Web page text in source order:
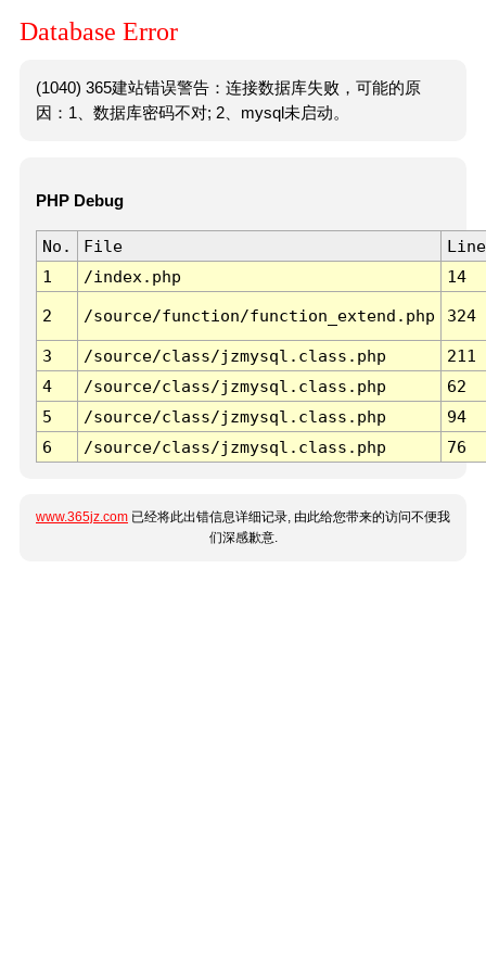
Database Error
(1040) 365建站错误警告：连接数据库失败，可能的原
因：1、数据库密码不对; 2、mysql未启动。
PHP Debug
No. File
Line
1
/index.php 14
2 /source/function/function_extend.php 324
3 /source/class/jzmysql.class.php
211
4
/source/class/jzmysql.class.php
62
5
/source/class/jzmysql.class.php
94
6
/source/class/jzmysql.class.php 76
www.365jz.com 已经将此出错信息详细记录, 由此给您带来的访问不便我
们深感歉意.